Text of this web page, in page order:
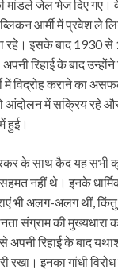
मांडले जेल भेज दिए गए।
आर्मी में प्रवेश ले
रहे। इसके बाद 1930
रिहाई के बाद
में विद्रोह कराने का
आंदोलन में सक्रिय रहे
हुई।
के साथ कैद यह सभी
नहीं थे। इनके
भी अलग-अलग थीं, किंतु
संग्राम की मुख्यधारा
अपनी रिहाई के बाद
रखा। इनका गांधी